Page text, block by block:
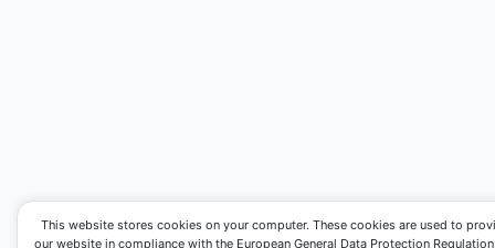
This website stores cookies on your computer. These cookies are used to
our website in compliance with the European General Data Protection